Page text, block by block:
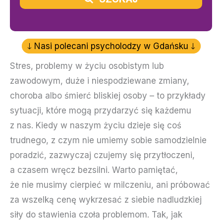
Nasi polecani psycholodzy w Gdańsku
Stres, problemy w życiu osobistym lub
zawodowym, duże i niespodziewane zmiany,
choroba albo śmierć bliskiej osoby – to przykłady
sytuacji, które mogą przydarzyć się każdemu
z nas. Kiedy w naszym życiu dzieje się coś
trudnego, z czym nie umiemy sobie samodzielnie
poradzić, zazwyczaj czujemy się przytłoczeni,
a czasem wręcz bezsilni. Warto pamiętać,
że nie musimy cierpieć w milczeniu, ani próbować
za wszelką cenę wykrzesać z siebie nadludzkiej
siły do stawienia czoła problemom. Tak, jak